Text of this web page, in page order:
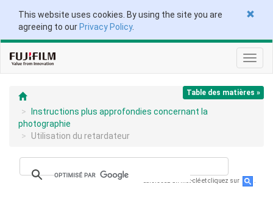
This website uses cookies. By using the site you are
agreeing to our Privacy Policy.
Table des matières »
Instructions plus approfondies concernant la
photographie
Utilisation du retardateur
Saisissez un mot-clé et cliquez sur .